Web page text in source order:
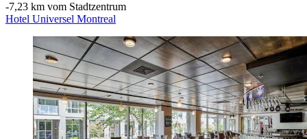
‐7,23 km vom Stadtzentrum
Hotel Universel Montreal